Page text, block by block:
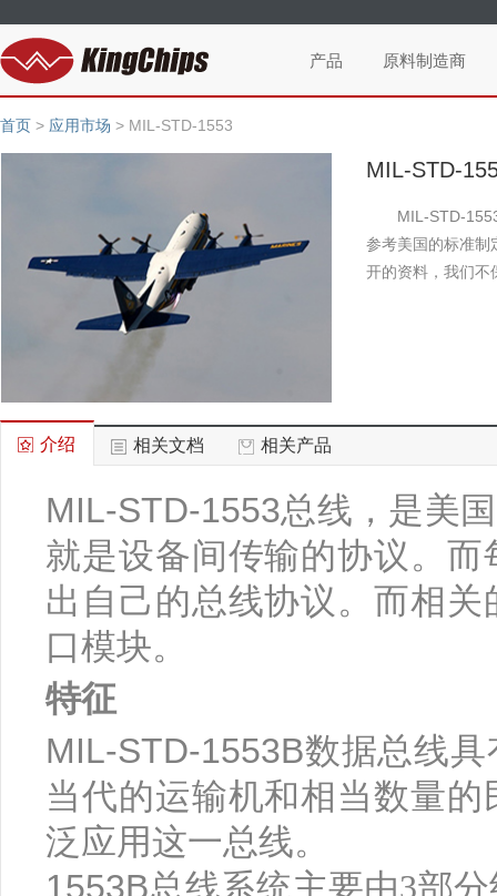
产品 原料制造商
首页 > 应用市场 > MIL-STD-1553
MIL-STD-
MIL-STD-
参考美国的标准制
开的资料，我们不
介绍 相关文档 相关产品
MIL-STD-1553总线，是美
就是设备间传输的协议。
出自己的总线协议。而相
口模块。
特征
MIL-STD-1553B数据总线
当代的运输机和相当数量
泛应用这一总线。
1553B总线系统主要由3部